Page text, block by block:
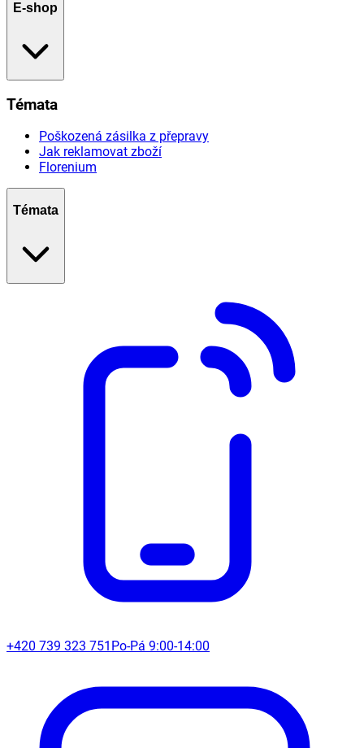
E-shop
Témata
Poškozená zásilka z přepravy
Jak reklamovat zboží
Florenium
Témata
+420 739 323 751 Po-Pá 9:00-14:00